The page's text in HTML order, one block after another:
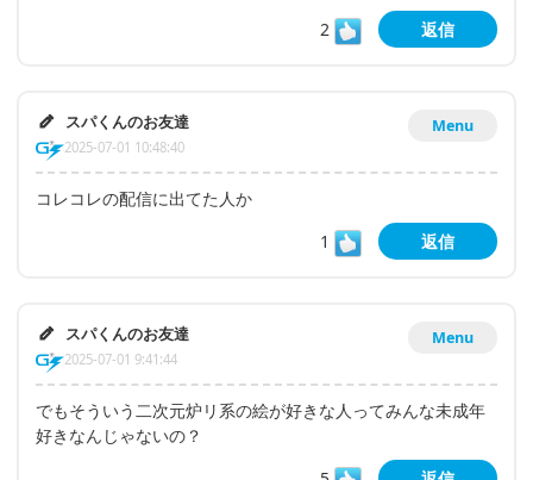
2
返信
Menu
スパくんのお友達
2025-07-01 10:48:40
コレコレの配信に出てた人か
1
返信
Menu
スパくんのお友達
2025-07-01 9:41:44
でもそういう二次元炉リ系の絵が好きな人ってみんな未成年
好きなんじゃないの？